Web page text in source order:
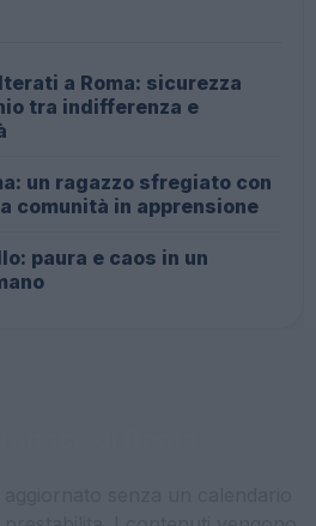
a Roma: sicurezza
tra indifferenza e
un ragazzo sfregiato con
comunità in apprensione
paura e caos in un